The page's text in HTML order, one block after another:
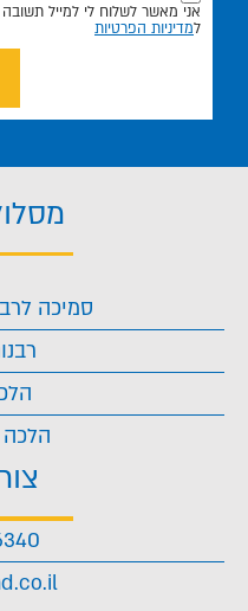
אני מאשר לשלוח לי למייל תשובה
למדיניות הפרטיות
סמיכה